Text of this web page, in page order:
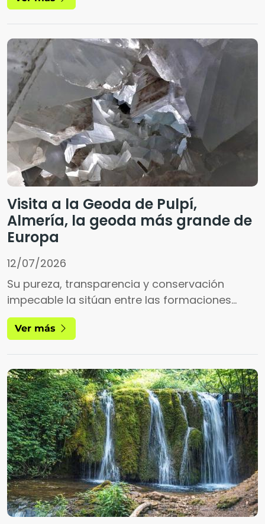
Visita a la Geoda de Pulpí,
Almería, la geoda más grande de
Europa
12/07/2026
Su pureza, transparencia y conservación
impecable la sitúan entre las formaciones
geológicas más excepcionales del planeta, un
referente internacional por la perfección y
Ver más